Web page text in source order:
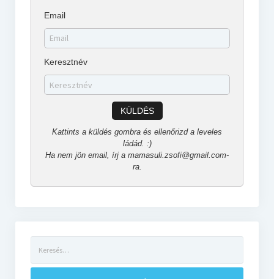
Email
Keresztnév
KÜLDÉS
Kattints a küldés gombra és ellenőrizd a leveles
ládád. :)
Ha nem jön email, írj a mamasuli.zsofi@gmail.com-
ra.